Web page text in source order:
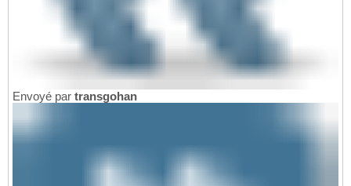
Envoyé par transgohan